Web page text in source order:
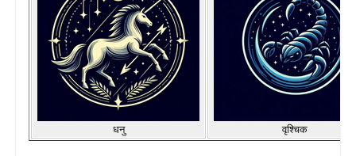
धनु वृश्चिक